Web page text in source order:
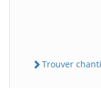
Trouver